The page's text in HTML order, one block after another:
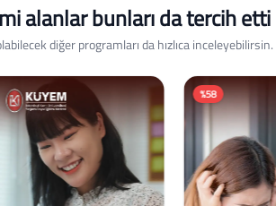
alanlar bunları da tercih etti
diğer programları da hızlıca inceleyebilirsin.
%58